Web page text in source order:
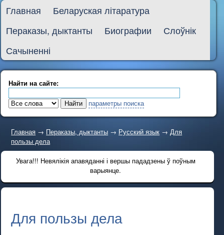
Главная
Беларуская літаратура
Пераказы, дыктанты
Биографии
Слоўнік
Сачыненні
Найти на сайте:
параметры поиска
Главная → Пераказы, дыктанты → Русский язык →Для
пользы дела
Увага!!! Невялікія апавяданні і вершы пададзены ў поўным
варыянце.
Для пользы дела